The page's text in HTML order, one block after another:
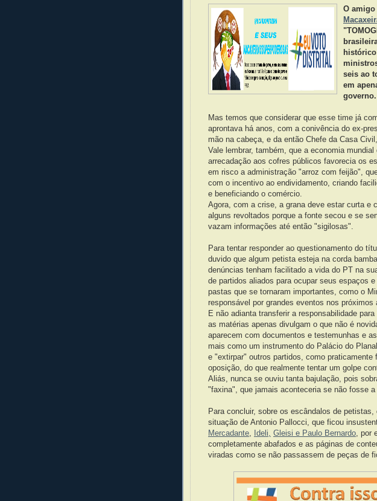
O amigo
seis ao
em
governo.
Mas temos que considerar que esse time já
aprontava há anos, com a conivência do ex-
mão na cabeça, e da então Chefe da Casa
Vale lembrar, também, que a economia
arrecadação aos cofres públicos favorecia os
em risco a administração "arroz com feijão",
com o incentivo ao endividamento, criando
e beneficiando o comércio.
Agora, com a crise, a grana deve estar curta e
alguns revoltados porque a fonte secou e se
vazam informações até então "sigilosas".
Para tentar responder ao questionamento do
duvido que algum petista esteja na corda
denúncias tenham facilitado a vida do PT na
de partidos aliados para ocupar seus espaços
pastas que se tornaram importantes, como o
responsável por grandes eventos nos próximos
E não adianta transferir a responsabilidade para
as matérias apenas divulgam o que não é
aparecem com documentos e testemunhas e
mais como um instrumento do Palácio do
e "extirpar" outros partidos, como praticamente
oposição, do que realmente tentar um golpe
Aliás, nunca se ouviu tanta bajulação, pois
"faxina", que jamais aconteceria se não fosse a
Para concluir, sobre os escândalos de
situação de Antonio Pallocci, que ficou
Mercadante
Ideli, Gleisi e Paulo Bernardo , por
completamente abafados e as páginas de
viradas como se não passassem de peças de